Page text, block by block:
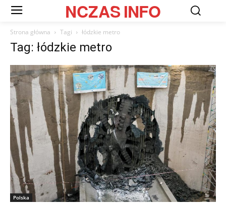
NCZASINFO
Strona główna Tagi łódzkie metro
Tag: łódzkie metro
Polska